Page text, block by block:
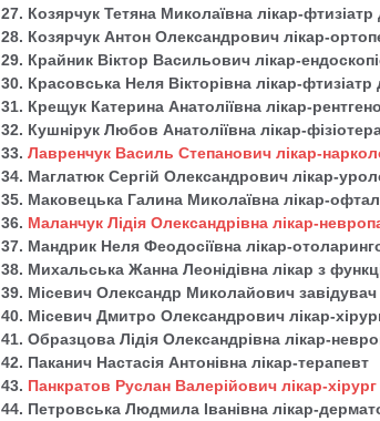
27. Козярчук Тетяна Миколаївна лікар-фтизіатр
28. Козярчук Антон Олександрович лікар-
29. Крайник Віктор Васильович лікар-
30. Красовська Неля Вікторівна лікар-фтизіатр
31. Крещук Катерина Анатоліївна лікар-
32. Кушнірук Любов Анатоліївна лікар-
33. Лавренчук Василь Степанович лікар-
34. Маглатюк Сергій Олександрович лікар-
35. Маковецька Галина Миколаївна лікар-
36. Маланчук Лідія Олександрівна лікар-
37. Мандрик Неля Феодосіївна лікар-
38. Михальська Жанна Леонідівна лікар з
39. Місевич Олександр Миколайович завідувач
40. Місевич Дмитро Олександрович лікар-
41. Образцова Лідія Олександрівна лікар-
42. Паканич Настасія Антонівна лікар-терапевт
43. Панкратов Руслан Валерійович лікар-хірург
44. Петровська Людмила Іванівна лікар-